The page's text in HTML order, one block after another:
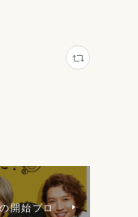
開始プロ